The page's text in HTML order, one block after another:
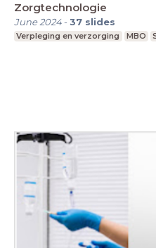
Zorgtechnologie
June 2024-37 slides
Verpleging en verzorging MBO